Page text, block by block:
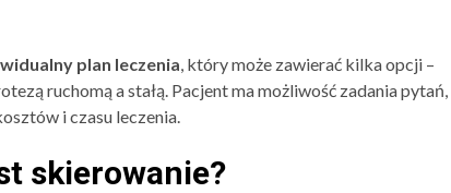
plan leczenia, który może zawierać kilka opcji –
ruchomą a stałą. Pacjent ma możliwość zadania pytań,
i czasu leczenia.
skierowanie?